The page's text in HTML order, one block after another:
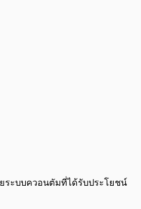
ระบบควอนตัมที่ได้รับประโยชน์